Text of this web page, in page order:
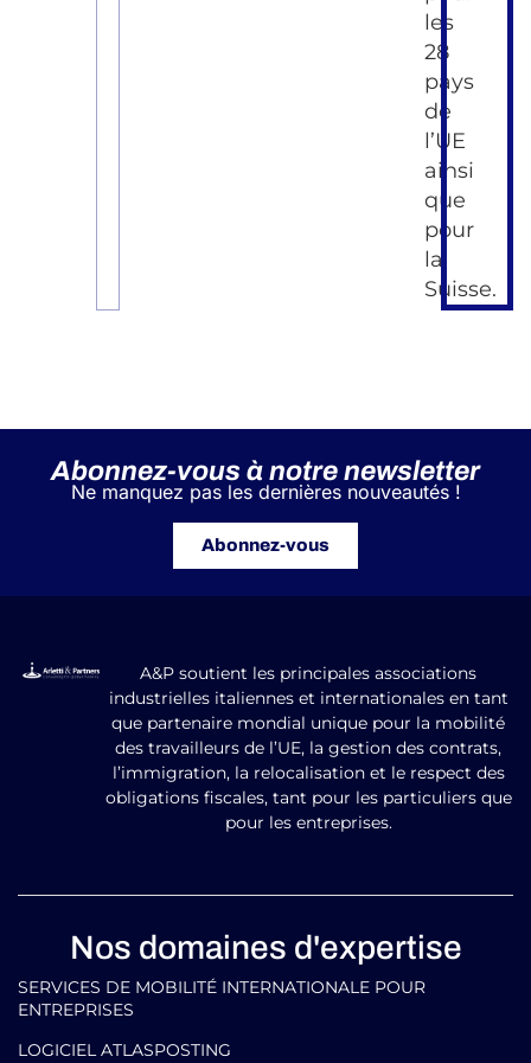
les
28
pays
de
l’UE
ainsi
que
pour
la
Suisse.
Abonnez-vous à notre newsletter
Ne manquez pas les dernières nouveautés !
Abonnez-vous
A&P soutient les principales associations
industrielles italiennes et internationales en tant
que partenaire mondial unique pour la mobilité
des travailleurs de l’UE, la gestion des contrats,
l’immigration, la relocalisation et le respect des
obligations fiscales, tant pour les particuliers que
pour les entreprises.
Nos domaines d'expertise
SERVICES DE MOBILITÉ INTERNATIONALE POUR
ENTREPRISES
LOGICIEL ATLASPOSTING